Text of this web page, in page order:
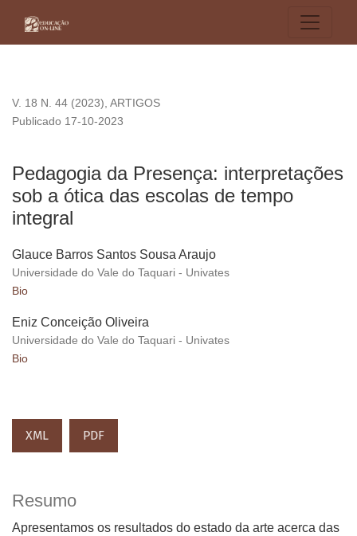
V. 18 N. 44 (2023), ARTIGOS
Pedagogia da Presença: interpretações
sob a ótica das escolas de tempo
integral
Publicado 17-10-2023
Glauce Barros Santos Sousa Araujo
Universidade do Vale do Taquari - Univates
Bio
Eniz Conceição Oliveira
Universidade do Vale do Taquari - Univates
Bio
XML PDF
Resumo
Apresentamos os resultados do estado da arte acerca das